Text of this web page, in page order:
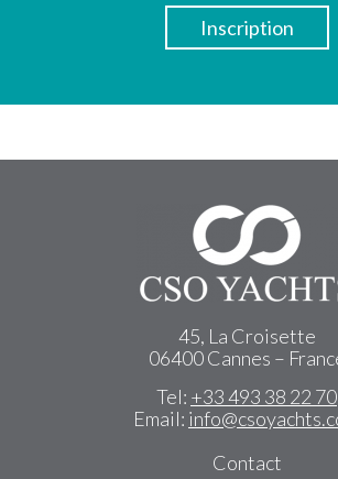
45, La Croisette
06400 Cannes –
Tel: +33 493 38 22 70
Email:
Contact